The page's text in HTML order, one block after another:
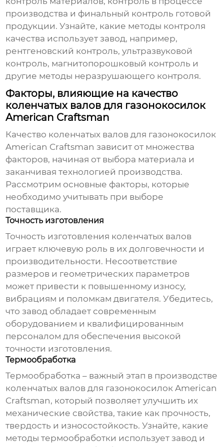
производства и финальный контроль готовой
продукции. Узнайте, какие методы контроля
качества использует завод, например,
рентгеновский контроль, ультразвуковой
контроль, магнитопорошковый контроль и
другие методы неразрушающего контроля.
Факторы, влияющие на качество
коленчатых валов для газонокосилок
American Craftsman
Качество коленчатых валов для газонокосилок
American Craftsman зависит от множества
факторов, начиная от выбора материала и
заканчивая технологией производства.
Рассмотрим основные факторы, которые
необходимо учитывать при выборе
поставщика.
Точность изготовления
Точность изготовления коленчатых валов
играет ключевую роль в их долговечности и
производительности. Несоответствие
размеров и геометрических параметров
может привести к повышенному износу,
вибрациям и поломкам двигателя. Убедитесь,
что завод обладает современным
оборудованием и квалифицированным
персоналом для обеспечения высокой
точности изготовления.
Термообработка
Термообработка – важный этап в производстве
коленчатых валов для газонокосилок American
Craftsman, который позволяет улучшить их
механические свойства, такие как прочность,
твердость и износостойкость. Узнайте, какие
методы термообработки использует завод и